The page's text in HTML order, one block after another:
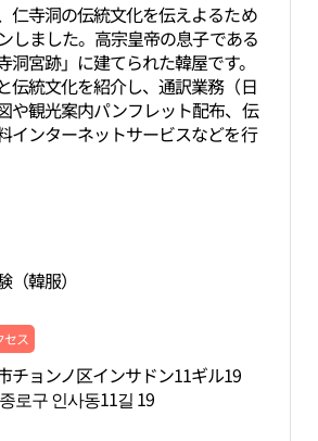
仁寺洞の伝統文化を伝えよるため
しました。高宗皇帝の息子である
洞宮跡」に建てられた韓屋です。
伝統文化を紹介し、通訳業務（日
や観光案内パンフレット配布、伝
インターネットサービスなどを行
韓服）
セス
チョンノ区インサドン11ギル19
로구 인사동11길 19